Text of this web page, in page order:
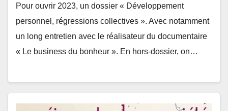
Pour ouvrir 2023, un dossier « Développement
personnel, régressions collectives ». Avec notamment
un long entretien avec le réalisateur du documentaire
« Le business du bonheur ». En hors-dossier, on…